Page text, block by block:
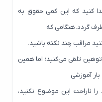
که این کمی حقوق به
هنگامی که
چند نکته باشید.
تلقی می‌کنید؛ اما همین
این موضوع نکنید،